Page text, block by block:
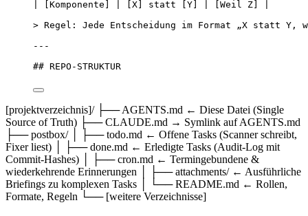
| [Komponente ] | [X] statt [Y] | [Weil Z] |
> Regel: Jede Entscheidung im Format „X statt
---
## REPO-STRUKTUR
[projektverzeichnis]/ ├── AGENTS.md ← Diese Datei (Single
Source of Truth) ├── CLAUDE.md → Symlink auf AGENTS.md
├── postbox/ │ ├── todo.md ← Offene Tasks (Scanner schreibt,
Fixer liest) │ ├── done.md ← Erledigte Tasks (Audit-Log mit
Commit-Hashes) │ ├── cron.md ← Termingebundene &
wiederkehrende Erinnerungen │ ├── attachments/ ← Ausführliche
Briefings zu komplexen Tasks │ └── README.md ← Rollen,
Formate, Regeln └── [weitere Verzeichnisse]